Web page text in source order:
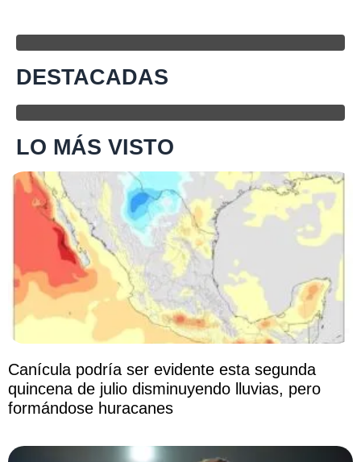
DESTACADAS
LO MÁS VISTO
Canícula podría ser evidente esta segunda
quincena de julio disminuyendo lluvias, pero
formándose huracanes